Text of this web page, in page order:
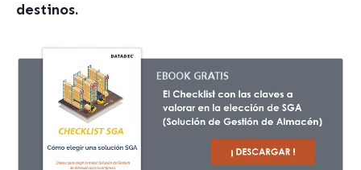
destinos.